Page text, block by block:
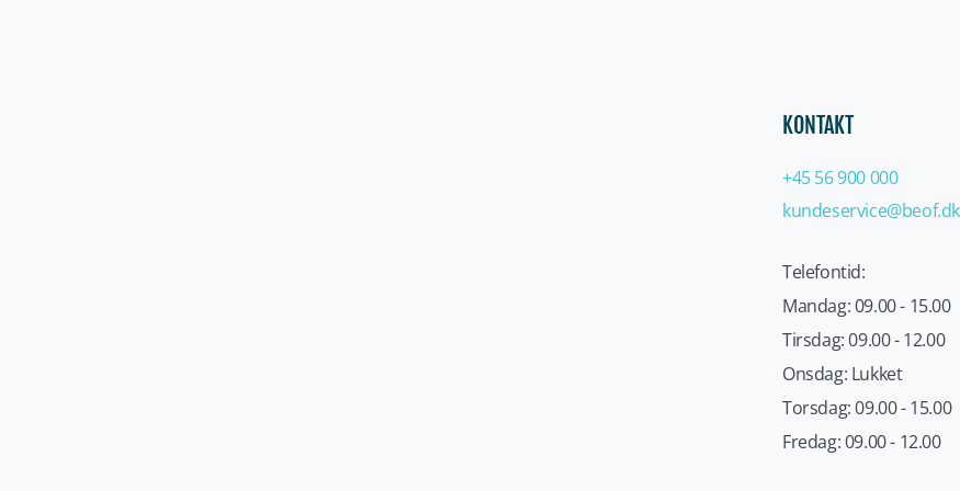
KONTAKT
+45 56 900 000
kundeservice@beof.dk
Telefontid:
Mandag: 09.00 - 15.00
Tirsdag: 09.00 - 12.00
Onsdag: Lukket
Torsdag: 09.00 - 15.00
Fredag: 09.00 - 12.00